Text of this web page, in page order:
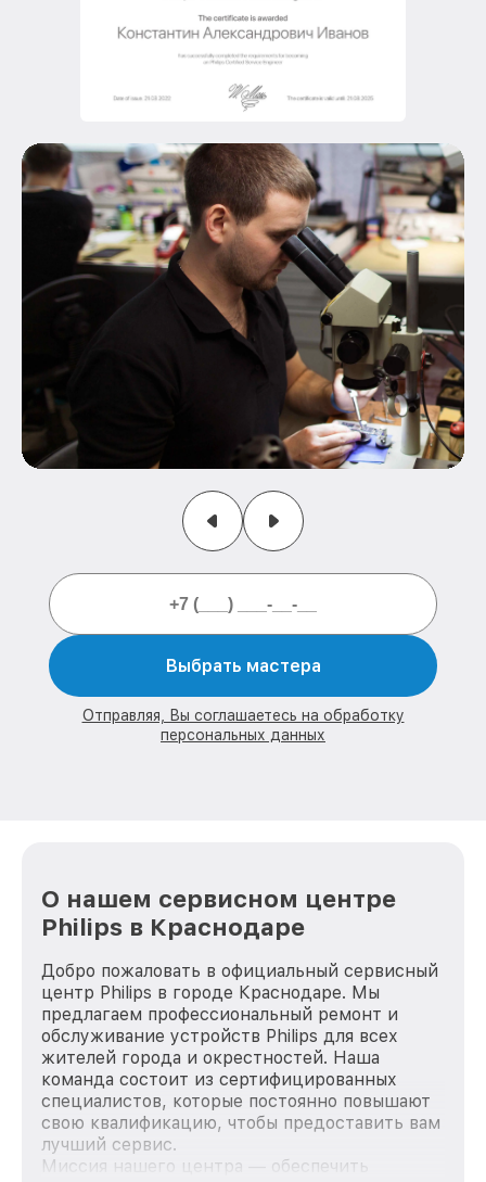
Выбрать мастера
Отправляя, Вы соглашаетесь на обработку
персональных данных
О нашем сервисном центре
Philips в Краснодаре
Добро пожаловать в официальный сервисный
центр Philips в городе Краснодаре. Мы
предлагаем профессиональный ремонт и
обслуживание устройств Philips для всех
жителей города и окрестностей. Наша
команда состоит из сертифицированных
специалистов, которые постоянно повышают
свою квалификацию, чтобы предоставить вам
лучший сервис.
Миссия нашего центра — обеспечить